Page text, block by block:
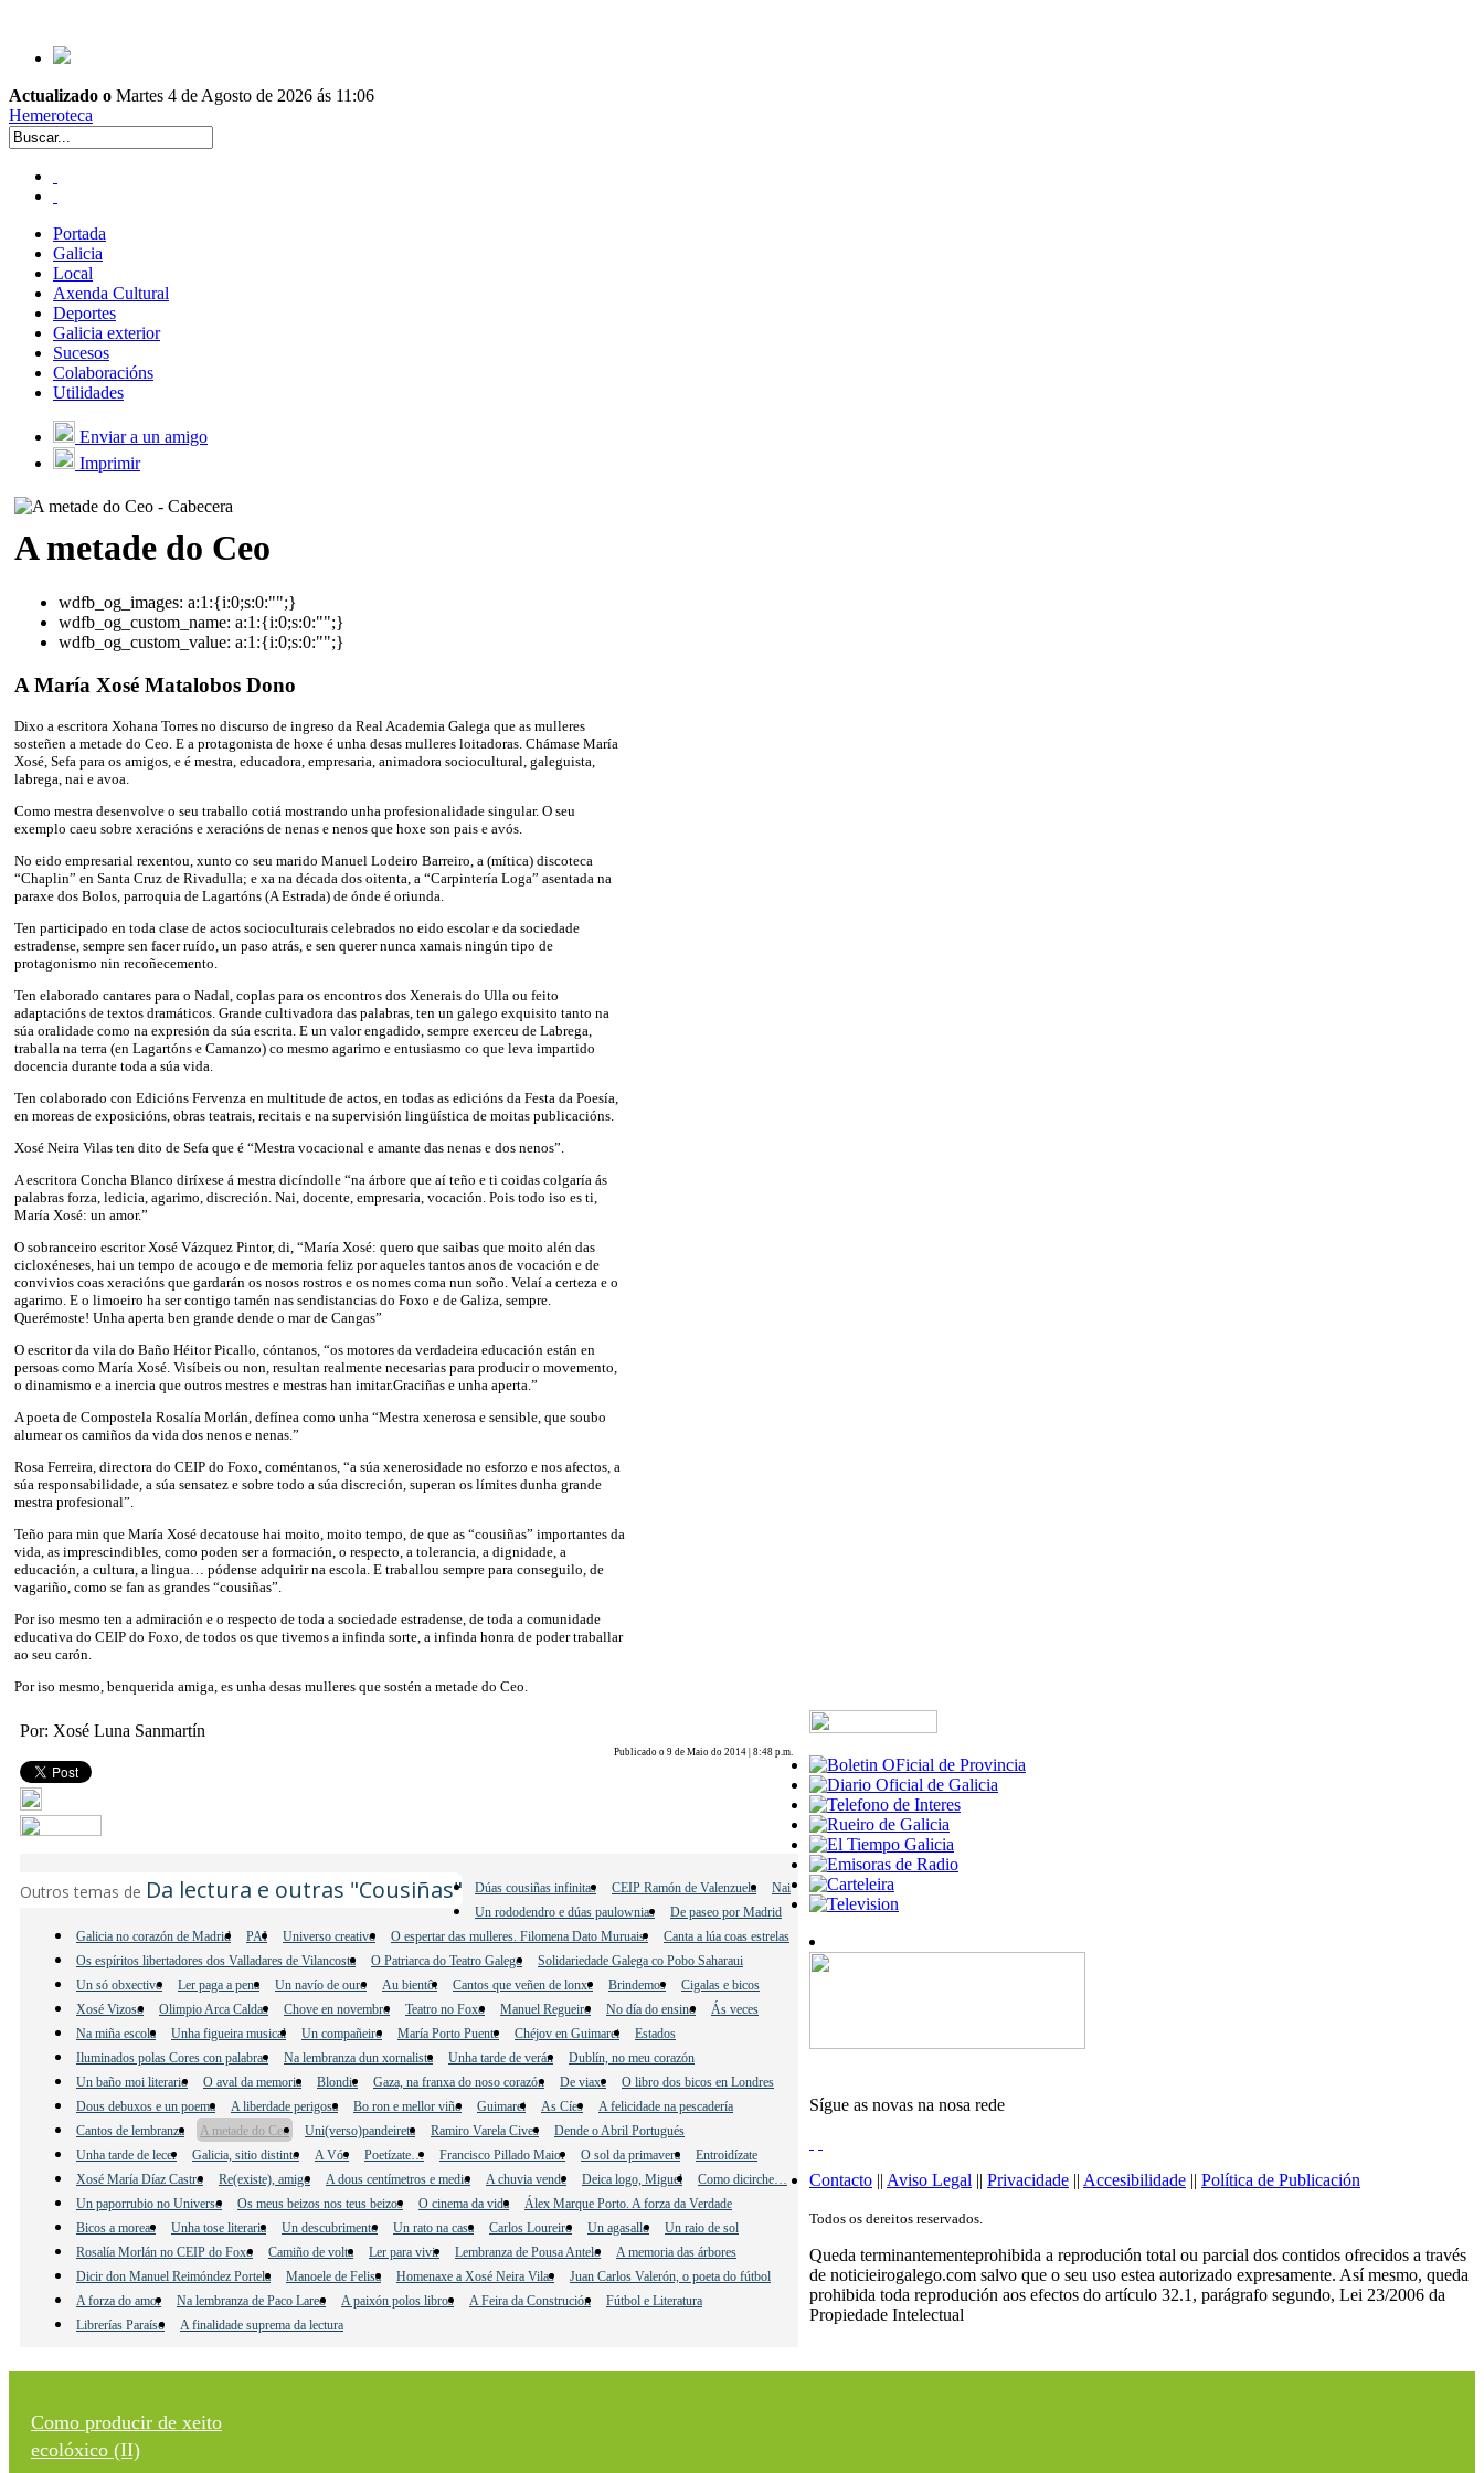
Actualizado o Martes 4 de Agosto de 2026 ás 11:06
Hemeroteca
Portada
Galicia
Local
Axenda Cultural
Deportes
Galicia exterior
Sucesos
Colaboracións
Utilidades
Enviar a un amigo
Imprimir
A metade do Ceo
wdfb_og_images: a:1:{i:0;s:0:"";}
wdfb_og_custom_name: a:1:{i:0;s:0:"";}
wdfb_og_custom_value: a:1:{i:0;s:0:"";}
A María Xosé Matalobos Dono
Dixo a escritora Xohana Torres no discurso de ingreso da Real Academia Galega que as mulleres
sosteñen a metade do Ceo. E a protagonista de hoxe é unha desas mulleres loitadoras. Chámase María
Xosé, Sefa para os amigos, e é mestra, educadora, empresaria, animadora sociocultural, galeguista,
labrega, nai e avoa.
Como mestra desenvolve o seu traballo cotiá mostrando unha profesionalidade singular. O seu
exemplo caeu sobre xeracións e xeracións de nenas e nenos que hoxe son pais e avós.
No eido empresarial rexentou, xunto co seu marido Manuel Lodeiro Barreiro, a (mítica) discoteca
“Chaplin” en Santa Cruz de Rivadulla; e xa na década dos oitenta, a “Carpintería Loga” asentada na
paraxe dos Bolos, parroquia de Lagartóns (A Estrada) de ónde é oriunda.
Ten participado en toda clase de actos socioculturais celebrados no eido escolar e da sociedade
estradense, sempre sen facer ruído, un paso atrás, e sen querer nunca xamais ningún tipo de
protagonismo nin recoñecemento.
Ten elaborado cantares para o Nadal, coplas para os encontros dos Xenerais do Ulla ou feito
adaptacións de textos dramáticos. Grande cultivadora das palabras, ten un galego exquisito tanto na
súa oralidade como na expresión da súa escrita. E un valor engadido, sempre exerceu de Labrega,
traballa na terra (en Lagartóns e Camanzo) co mesmo agarimo e entusiasmo co que leva impartido
docencia durante toda a súa vida.
Ten colaborado con Edicións Fervenza en multitude de actos, en todas as edicións da Festa da Poesía,
en moreas de exposicións, obras teatrais, recitais e na supervisión lingüística de moitas publicacións.
Xosé Neira Vilas ten dito de Sefa que é “Mestra vocacional e amante das nenas e dos nenos”.
A escritora Concha Blanco diríxese á mestra dicíndolle “na árbore que aí teño e ti coidas colgaría ás
palabras forza, ledicia, agarimo, discreción. Nai, docente, empresaria, vocación. Pois todo iso es ti,
María Xosé: un amor.”
O sobranceiro escritor Xosé Vázquez Pintor, di, “María Xosé: quero que saibas que moito alén das
cicloxéneses, hai un tempo de acougo e de memoria feliz por aqueles tantos anos de vocación e de
convivios coas xeracións que gardarán os nosos rostros e os nomes coma nun soño. Velaí a certeza e o
agarimo. E o limoeiro ha ser contigo tamén nas sendistancias do Foxo e de Galiza, sempre.
Querémoste! Unha aperta ben grande dende o mar de Cangas”
O escritor da vila do Baño Héitor Picallo, cóntanos, “os motores da verdadeira educación están en
persoas como María Xosé. Visíbeis ou non, resultan realmente necesarias para producir o movemento,
o dinamismo e a inercia que outros mestres e mestras han imitar.Graciñas e unha aperta.”
A poeta de Compostela Rosalía Morlán, defínea como unha “Mestra xenerosa e sensible, que soubo
alumear os camiños da vida dos nenos e nenas.”
Rosa Ferreira, directora do CEIP do Foxo, coméntanos, “a súa xenerosidade no esforzo e nos afectos, a
súa responsabilidade, a súa sensatez e sobre todo a súa discreción, superan os límites dunha grande
mestra profesional”.
Teño para min que María Xosé decatouse hai moito, moito tempo, de que as “cousiñas” importantes da
vida, as imprescindibles, como poden ser a formación, o respecto, a tolerancia, a dignidade, a
educación, a cultura, a lingua… pódense adquirir na escola. E traballou sempre para conseguilo, de
vagariño, como se fan as grandes “cousiñas”.
Por iso mesmo ten a admiración e o respecto de toda a sociedade estradense, de toda a comunidade
educativa do CEIP do Foxo, de todos os que tivemos a infinda sorte, a infinda honra de poder traballar
ao seu carón.
Por iso mesmo, benquerida amiga, es unha desas mulleres que sostén a metade do Ceo.
Por: Xosé Luna Sanmartín
Publicado o 9 de Maio do 2014 | 8:48 p.m.
Outros temas de Da lectura e outras "Cousiñas" Dúas cousiñas infinitas CEIP Ramón de Valenzuela
Nai
Un rododendro e dúas paulownias
De paseo por Madrid
Galicia no corazón de Madrid
PAI Universo creativo O espertar das mulleres. Filomena Dato Muruais.
Canta a lúa coas estrelas
Os espíritos libertadores dos Valladares de Vilancosta
O Patriarca do Teatro Galego
Solidariedade Galega co Pobo Saharaui
Un só obxectivo
Ler paga a pena Un navío de ouro Au bientôt Cantos que veñen de lonxe Brindemos
Cigalas e bicos
Xosé Vizoso
Olimpio Arca Caldas Chove en novembro Teatro no Foxo Manuel Regueiro No día do ensino
Ás veces
Na miña escola
Unha figueira musical Un compañeiro María Porto Puente Chéjov en Guimarei
Estados
Iluminados polas Cores con palabras
Na lembranza dun xornalista Unha tarde de verán
Dublín, no meu corazón
Un baño moi literario
O aval da memoria Blondie Gaza, na franxa do noso corazón De viaxe
O libro dos bicos en Londres
Dous debuxos e un poema
A liberdade perigosa Bo ron e mellor viño Guimarei As Cíes
A felicidade na pescadería
Cantos de lembranza
A metade do Ceo Uni(verso)pandeireta Ramiro Varela Cives
Dende o Abril Portugués
Unha tarde de lecer
Galicia, sitio distinto A Vós Poetízate… Francisco Pillado Maior O sol da primavera
Entroidízate
Xosé María Díaz Castro
Re(existe), amigo A dous centímetros e medio A chuvia vende Deica logo, Miguel
Como dicirche…
Un paporrubio no Universo
Os meus beizos nos teus beizos O cinema da vida
Álex Marque Porto. A forza da Verdade
Bicos a moreas
Unha tose literaria Un descubrimento Un rato na casa Carlos Loureiro Un agasallo
Un raio de sol
Rosalía Morlán no CEIP do Foxo
Camiño de volta Ler para vivir Lembranza de Pousa Antelo
A memoria das árbores
Dicir don Manuel Reimóndez Portela
Manoele de Felisa Homenaxe a Xosé Neira Vilas
Juan Carlos Valerón, o poeta do fútbol
A forza do amor
Na lembranza de Paco Lareo A paixón polos libros A Feira da Construción
Fútbol e Literatura
Librerías Paraíso
A finalidade suprema da lectura
Como producir de xeito
ecolóxico (II)
Sígue as novas na nosa rede
Contacto || Aviso Legal || Privacidade || Accesibilidade || Política de Publicación
Todos os dereitos reservados.
Queda terminantementeprohibida a reprodución total ou parcial dos contidos ofrecidos a través
de noticieirogalego.com salvo que o seu uso estea autorizado expresamente. Así mesmo, queda
prohibida toda reprodución aos efectos do artículo 32.1, parágrafo segundo, Lei 23/2006 da
Propiedade Intelectual